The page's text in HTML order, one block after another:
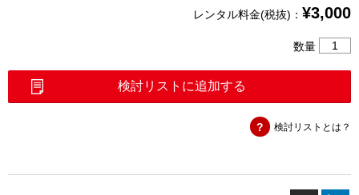
レンタル料金(税抜)： ¥3,000
数量
続
検討リストに追加する
検討リストとは？